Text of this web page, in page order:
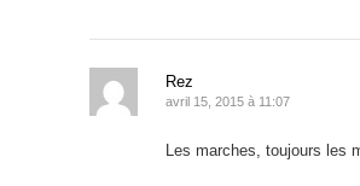
Rez
avril 15, 2015 à 11:07
Les marches, toujours les